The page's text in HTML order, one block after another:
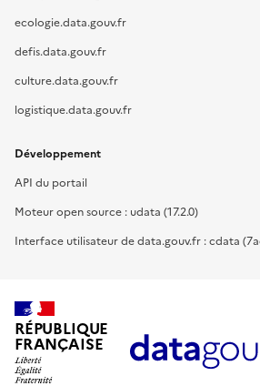
ecologie.data.gouv.fr
defis.data.gouv.fr
culture.data.gouv.fr
logistique.data.gouv.fr
Développement
API du portail
Moteur open source : udata (17.2.0)
Interface utilisateur de data.gouv.fr : cdata
RÉPUBLIQUE
FRANÇAISE